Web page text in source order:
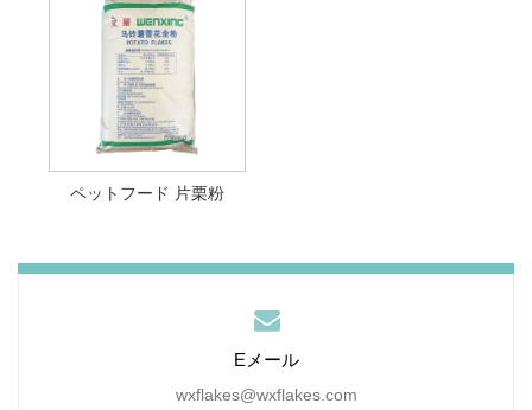
ペットフード 片栗粉
Eメール
wxflakes@wxflakes.com